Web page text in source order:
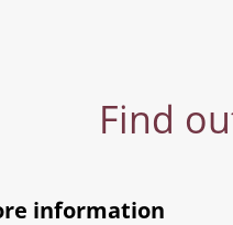
Find
information